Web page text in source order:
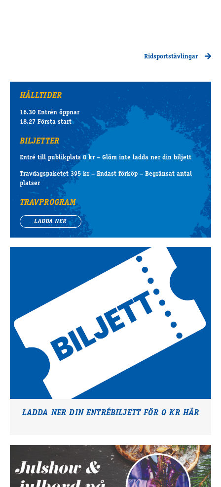
Ridsportstävlingar
HÅLLTIDER
16.30 Entrén öppnar
18.27 Första start
BILJETTER
Entré till publikplats 0 kr – Glöm inte ladda ner din biljett
Travdagspaketet 395 kr – Endast förköp – Begränsat antal
platser
TRAVPROGRAM
LADDA NER
LADDA NER DIN ENTRÉBILJETT FÖR 0 KR HÄR